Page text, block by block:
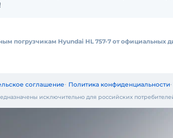
погрузчикам Hyundai HL 757-7 от официальных
соглашение Политика конфиденциальности
исключительно для российских